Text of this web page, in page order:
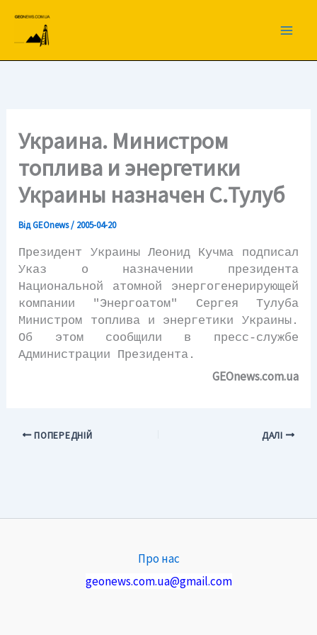
вмісту
Украина. Министром
топлива и энергетики
Украины назначен С.Тулуб
ВідGEOnews/ 2005-04-20
Президент Украины Леонид Кучма подписал
Указ о назначении президента
Национальной атомной энергогенерирующей
компании "Энергоатом" Сергея Тулуба
Министром топлива и энергетики Украины.
Об этом сообщили в пресс-службе
Администрации Президента.
GEOnews.com.ua
ПОПЕРЕДНІЙ ДАЛІ
Про нас
geonews.com.ua@gmail.com